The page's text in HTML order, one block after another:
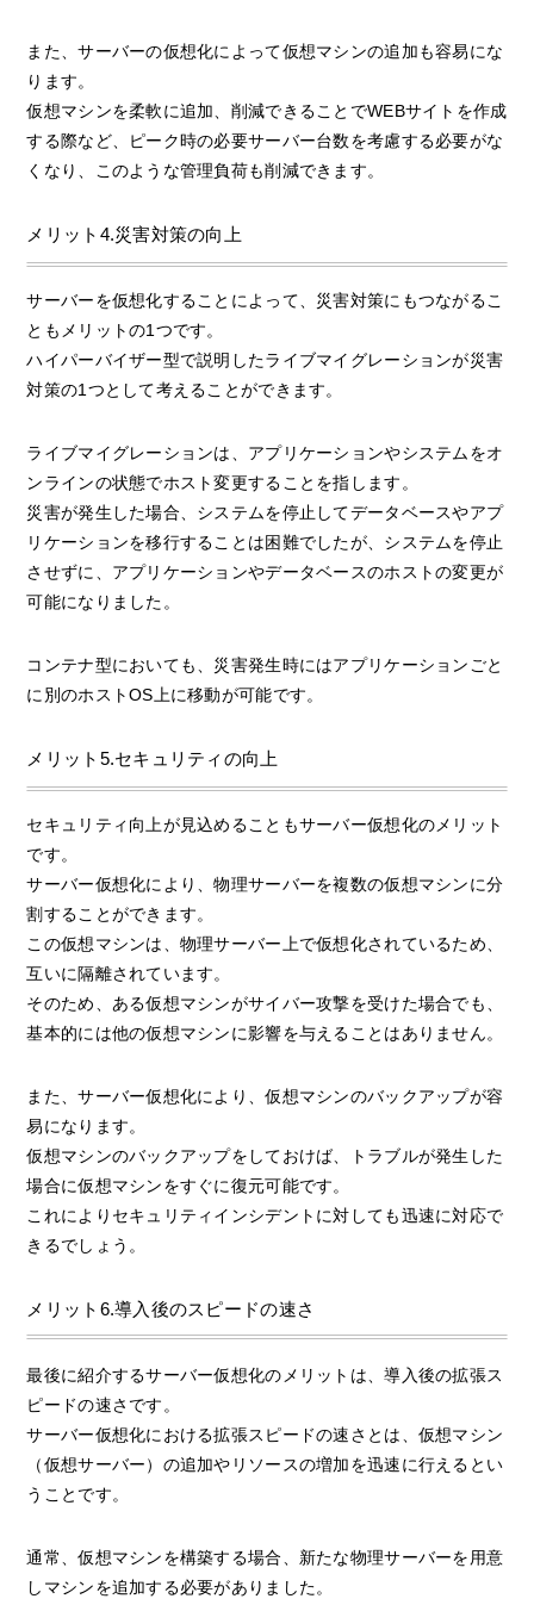
また、サーバーの仮想化によって仮想マシンの追加も容易にな
ります。
仮想マシンを柔軟に追加、削減できることでWEBサイトを作成
する際など、ピーク時の必要サーバー台数を考慮する必要がな
くなり、このような管理負荷も削減できます。
メリット4.災害対策の向上
サーバーを仮想化することによって、災害対策にもつながるこ
ともメリットの1つです。
ハイパーバイザー型で説明したライブマイグレーションが災害
対策の1つとして考えることができます。
ライブマイグレーションは、アプリケーションやシステムをオ
ンラインの状態でホスト変更することを指します。
災害が発生した場合、システムを停止してデータベースやアプ
リケーションを移行することは困難でしたが、システムを停止
させずに、アプリケーションやデータベースのホストの変更が
可能になりました。
コンテナ型においても、災害発生時にはアプリケーションごと
に別のホストOS上に移動が可能です。
メリット5.セキュリティの向上
セキュリティ向上が見込めることもサーバー仮想化のメリット
です。
サーバー仮想化により、物理サーバーを複数の仮想マシンに分
割することができます。
この仮想マシンは、物理サーバー上で仮想化されているため、
互いに隔離されています。
そのため、ある仮想マシンがサイバー攻撃を受けた場合でも、
基本的には他の仮想マシンに影響を与えることはありません。
また、サーバー仮想化により、仮想マシンのバックアップが容
易になります。
仮想マシンのバックアップをしておけば、トラブルが発生した
場合に仮想マシンをすぐに復元可能です。
これによりセキュリティインシデントに対しても迅速に対応で
きるでしょう。
メリット6.導入後のスピードの速さ
最後に紹介するサーバー仮想化のメリットは、導入後の拡張ス
ピードの速さです。
サーバー仮想化における拡張スピードの速さとは、仮想マシン
（仮想サーバー）の追加やリソースの増加を迅速に行えるとい
うことです。
通常、仮想マシンを構築する場合、新たな物理サーバーを用意
しマシンを追加する必要がありました。